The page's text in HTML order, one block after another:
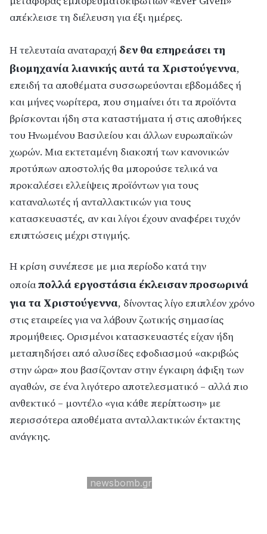
απέκλεισε τη διέλευση για έξι ημέρες.
Η τελευταία αναταραχή δεν θα επηρεάσει τη
βιομηχανία λιανικής αυτά τα Χριστούγεννα,
επειδή τα αποθέματα συσσωρεύονται εβδομάδες ή
και μήνες νωρίτερα, που σημαίνει ότι τα προϊόντα
βρίσκονται ήδη στα καταστήματα ή στις αποθήκες
του Ηνωμένου Βασιλείου και άλλων ευρωπαϊκών
χωρών. Μια εκτεταμένη διακοπή των κανονικών
προτύπων αποστολής θα μπορούσε τελικά να
προκαλέσει ελλείψεις προϊόντων για τους
καταναλωτές ή ανταλλακτικών για τους
κατασκευαστές, αν και λίγοι έχουν αναφέρει τυχόν
επιπτώσεις μέχρι στιγμής.
Η κρίση συνέπεσε με μια περίοδο κατά την
οποίαπολλά εργοστάσια έκλεισαν προσωρινά
για τα Χριστούγεννα, δίνοντας λίγο επιπλέον χρόνο
στις εταιρείες για να λάβουν ζωτικής σημασίας
προμήθειες. Ορισμένοι κατασκευαστές είχαν ήδη
μεταπηδήσει από αλυσίδες εφοδιασμού «ακριβώς
στην ώρα» που βασίζονταν στην έγκαιρη άφιξη των
αγαθών, σε ένα λιγότερο αποτελεσματικό – αλλά πιο
ανθεκτικό – μοντέλο «για κάθε περίπτωση» με
περισσότερα αποθέματα ανταλλακτικών έκτακτης
ανάγκης.
newsbomb.gr